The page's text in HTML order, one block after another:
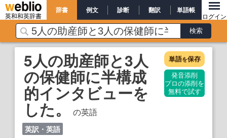
英和和英辞書
辞書 例文 診断 翻訳 単語帳
ログイン
5人の助産師と3人
の保健師に半構成
的インタビューを
した。 の英語
単語を保存
発音添削
プロの添削を
無料で試す
英訳・英語